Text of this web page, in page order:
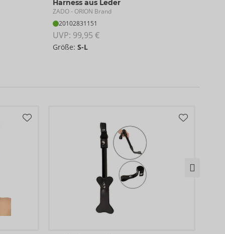
Harness aus Leder
ZADO- ORION Brand
20102831151
UVP: 99,95 €
Größe: S-L